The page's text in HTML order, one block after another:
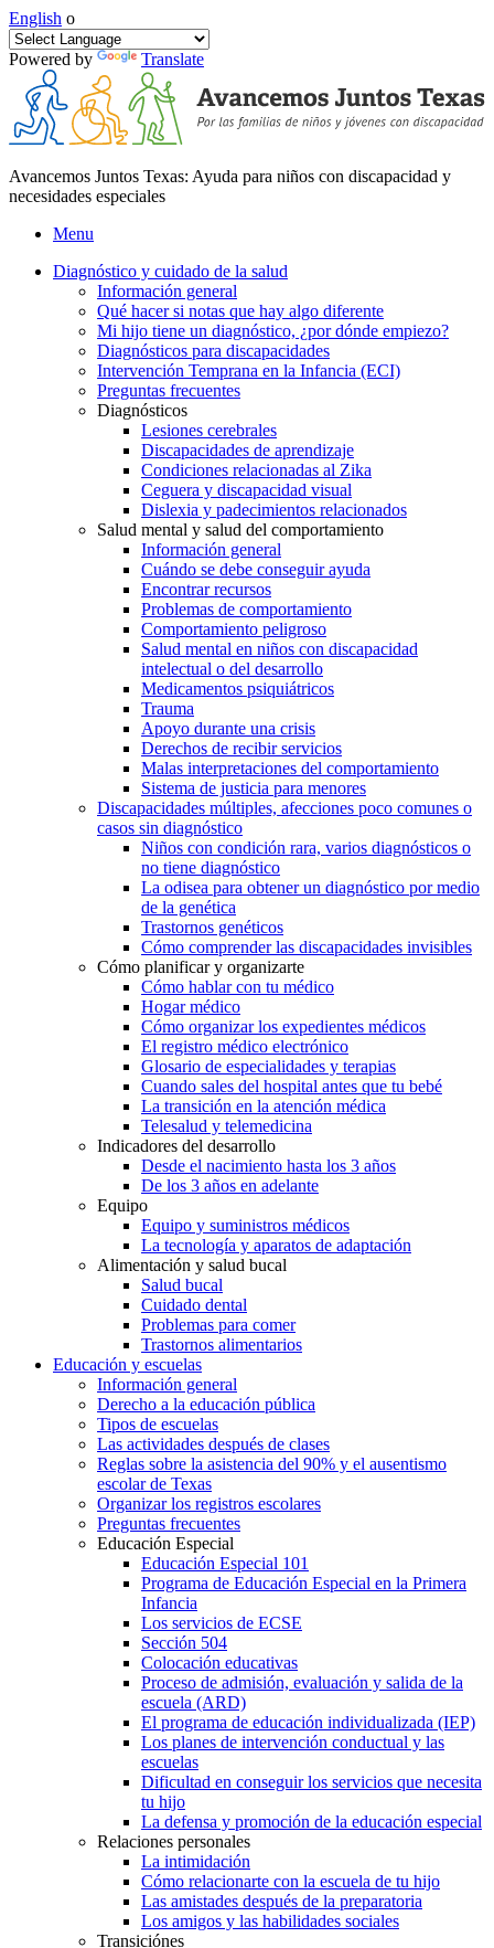
English o
Powered by Translate
Avancemos Juntos Texas: Ayuda para niños con discapacidad y
necesidades especiales
Menu
Diagnóstico y cuidado de la salud
Información general
Qué hacer si notas que hay algo diferente
Mi hijo tiene un diagnóstico, ¿por dónde empiezo?
Diagnósticos para discapacidades
Intervención Temprana en la Infancia (ECI)
Preguntas frecuentes
Diagnósticos
Lesiones cerebrales
Discapacidades de aprendizaje
Condiciones relacionadas al Zika
Ceguera y discapacidad visual
Dislexia y padecimientos relacionados
Salud mental y salud del comportamiento
Información general
Cuándo se debe conseguir ayuda
Encontrar recursos
Problemas de comportamiento
Comportamiento peligroso
Salud mental en niños con discapacidad
intelectual o del desarrollo
Medicamentos psiquiátricos
Trauma
Apoyo durante una crisis
Derechos de recibir servicios
Malas interpretaciones del comportamiento
Sistema de justicia para menores
Discapacidades múltiples, afecciones poco comunes o
casos sin diagnóstico
Niños con condición rara, varios diagnósticos o
no tiene diagnóstico
La odisea para obtener un diagnóstico por medio
de la genética
Trastornos genéticos
Cómo comprender las discapacidades invisibles
Cómo planificar y organizarte
Cómo hablar con tu médico
Hogar médico
Cómo organizar los expedientes médicos
El registro médico electrónico
Glosario de especialidades y terapias
Cuando sales del hospital antes que tu bebé
La transición en la atención médica
Telesalud y telemedicina
Indicadores del desarrollo
Desde el nacimiento hasta los 3 años
De los 3 años en adelante
Equipo
Equipo y suministros médicos
La tecnología y aparatos de adaptación
Alimentación y salud bucal
Salud bucal
Cuidado dental
Problemas para comer
Trastornos alimentarios
Educación y escuelas
Información general
Derecho a la educación pública
Tipos de escuelas
Las actividades después de clases
Reglas sobre la asistencia del 90% y el ausentismo
escolar de Texas
Organizar los registros escolares
Preguntas frecuentes
Educación Especial
Educación Especial 101
Programa de Educación Especial en la Primera
Infancia
Los servicios de ECSE
Sección 504
Colocación educativas
Proceso de admisión, evaluación y salida de la
escuela (ARD)
El programa de educación individualizada (IEP)
Los planes de intervención conductual y las
escuelas
Dificultad en conseguir los servicios que necesita
tu hijo
La defensa y promoción de la educación especial
Relaciones personales
La intimidación
Cómo relacionarte con la escuela de tu hijo
Las amistades después de la preparatoria
Los amigos y las habilidades sociales
Transiciónes